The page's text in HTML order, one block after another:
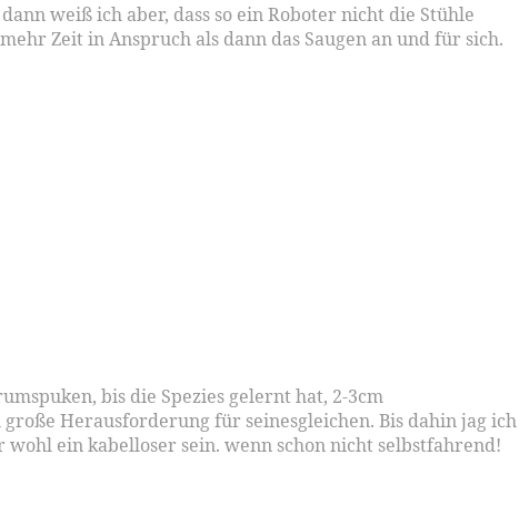
weiß ich aber, dass so ein Roboter nicht die Stühle
Zeit in Anspruch als dann das Saugen an und für sich.
bis die Spezies gelernt hat, 2-3cm
Herausforderung für seinesgleichen. Bis dahin jag ich
ein kabelloser sein. wenn schon nicht selbstfahrend!